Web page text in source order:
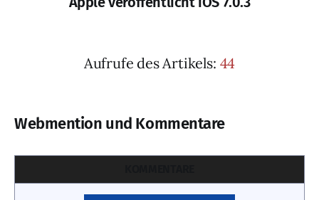
Aufrufe des Artikels: 44
Webmention und Kommentare